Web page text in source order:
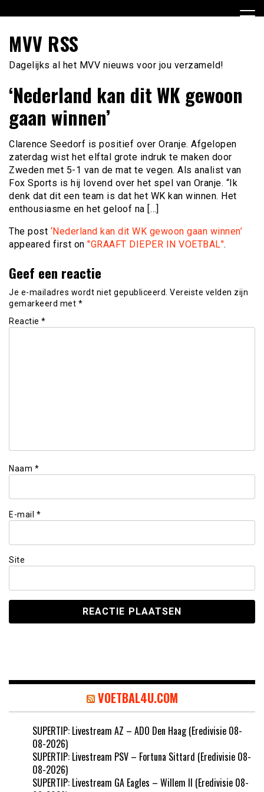
naar
inhoud
MVV RSS
Dagelijks al het MVV nieuws voor jou verzameld!
‘Nederland kan dit WK gewoon
gaan winnen’
Clarence Seedorf is positief over Oranje. Afgelopen
zaterdag wist het elftal grote indruk te maken door
Zweden met 5-1 van de mat te vegen. Als analist van
Fox Sports is hij lovend over het spel van Oranje. “Ik
denk dat dit een team is dat het WK kan winnen. Het
enthousiasme en het geloof na […]
The post ‘Nederland kan dit WK gewoon gaan winnen’
appeared first on "GRAAFT DIEPER IN VOETBAL".
Geef een reactie
Je e-mailadres wordt niet gepubliceerd. Vereiste velden zijn
gemarkeerd met *
Reactie *
Naam *
E-mail *
Site
VOETBAL4U.COM
SUPERTIP: Livestream AZ – ADO Den Haag (Eredivisie 08-
08-2026)
SUPERTIP: Livestream PSV – Fortuna Sittard (Eredivisie 08-
08-2026)
SUPERTIP: Livestream GA Eagles – Willem II (Eredivisie 08-